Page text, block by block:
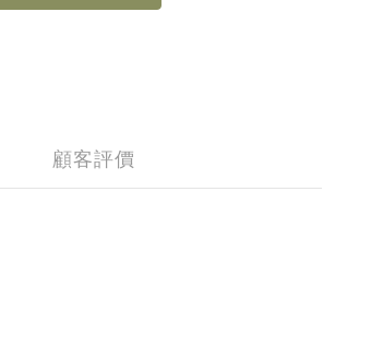
顧客評價